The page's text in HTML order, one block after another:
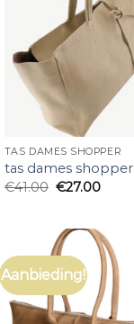
TAS DAMES SHOPPER
tas dames shopper
€41.00 €27.00
Aanbieding!